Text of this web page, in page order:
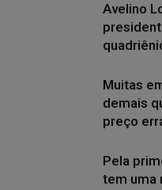
Avelino
Muitas
demais
preço
Pela
tem uma